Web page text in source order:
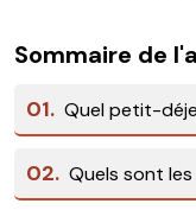
Sommaire de
01. Quel petit-
02. Quels sont les